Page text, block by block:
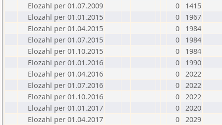
Elozahl per 01.07.2009
0
1415
Elozahl per 01.01.2015
0
1967
Elozahl per 01.04.2015
0
1984
Elozahl per 01.07.2015
0
1984
Elozahl per 01.10.2015
0
1984
Elozahl per 01.01.2016
0
1990
Elozahl per 01.04.2016
0 2022
Elozahl per 01.07.2016
0 2022
Elozahl per 01.10.2016
0 2022
Elozahl per 01.01.2017
0 2020
Elozahl per 01.04.2017
0 2029